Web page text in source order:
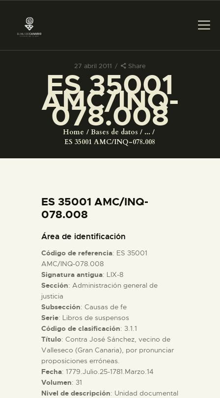
27 abril 2011 Share
ES 35001
AMC/INQ-
078.008
Home Bases de datos
...
ES 35001 AMC/INQ-078.008
PREPARAR LA VISITA
ACTIVIDADES
COLECCIONES
ESPAÑOL
PREPARAR LA VISITA
ACTIVIDADES
█
EL MUSEO
ES 35001 AMC/INQ-
078.008
Área de identificación
Código de referencia: ES 35001
AMC/INQ-078.008
Signatura antigua: LIX-8
Sección: Administración general de
justicia
Subsección: Causas de fe
Serie: Libros de suspensos
Código de clasificación: 3.1.1
Título: Contra José Sánchez, vecino de
Valleseco (Gran Canaria), por pronunciar
proposiciones erróneas.
Fecha: 1779.Julio.25-1781.Marzo.14
Volumen: 31
Nivel de descripción: Unidad documental